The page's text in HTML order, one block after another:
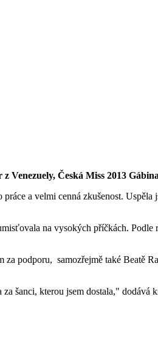
Česká Miss 2013
a velmi cenná zkušenost. Uspěla
na vysokých příčkách.
podporu, samozřejmě také Beatě
šanci, kterou jsem dostala," dodává